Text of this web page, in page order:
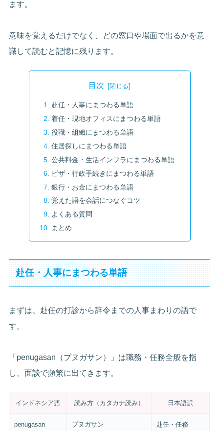
ます。
意味を覚えるだけでなく、どの窓口や場面で出るかを意
識して読むと記憶に残ります。
目次
赴任・人事にまつわる単語
着任・現地オフィスにまつわる単語
役職・組織にまつわる単語
住居探しにまつわる単語
公共料金・生活インフラにまつわる単語
ビザ・行政手続きにまつわる単語
銀行・お金にまつわる単語
覚えた語を会話につなぐコツ
よくある質問
まとめ
赴任・人事にまつわる単語
まずは、赴任の打診から辞令までの人事まわりの語で
す。
「penugasan（プヌガサン）」は職務・任務全般を指
し、面談で頻繁に出てきます。
インドネシア語 読み方（カタカナ読み） 日本語訳
penugasan プヌガサン 赴任・任務